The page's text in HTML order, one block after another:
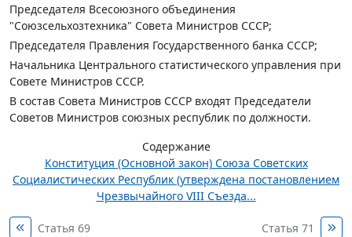
Председателя Всесоюзного объединения
"Союзсельхозтехника" Совета Министров СССР;
Председателя Правления Государственного банка СССР;
Начальника Центрального статистического управления при
Совете Министров СССР.
В состав Совета Министров СССР входят Председатели
Советов Министров союзных республик по должности.
Содержание
Конституция (Основной закон) Союза Советских
Социалистических Республик (утверждена постановлением
Чрезвычайного VIII Съезда...
Статья 69 Статья 71